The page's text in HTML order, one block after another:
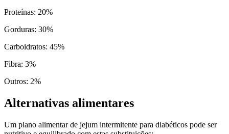
Proteínas: 20%
Gorduras: 30%
Carboidratos: 45%
Fibra: 3%
Outros: 2%
Alternativas alimentares
Um plano alimentar de jejum intermitente para diabéticos pode ser